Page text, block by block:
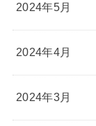
2024年5月
2024年4月
2024年3月